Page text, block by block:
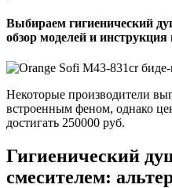
Выбираем гигиенический
обзор моделей и инструкция
Некоторые производители
встроенным феном, однако
достигать 250000 руб.
Гигиенический
смесителем: